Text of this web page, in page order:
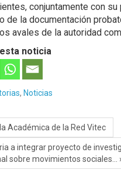
conjuntamente con su
de la documentación
avales de la autoridad
noticia
, Noticias
Académica de la Red Vitec
a integrar proyecto de
sobre movimientos sociales…